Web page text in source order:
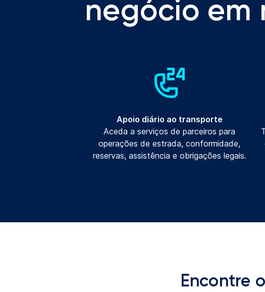
negócio em
Apoio diário ao transporte
Aceda a serviços de parceiros para
operações de estrada, conformidade,
reservas, assistência e obrigações legais.
Encontre